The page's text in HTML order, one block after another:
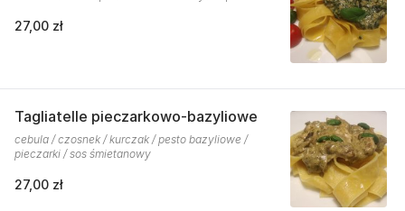
27,00 zł
Tagliatelle pieczarkowo-bazyliowe
cebula / czosnek / kurczak / pesto bazyliowe /
pieczarki / sos śmietanowy
27,00 zł